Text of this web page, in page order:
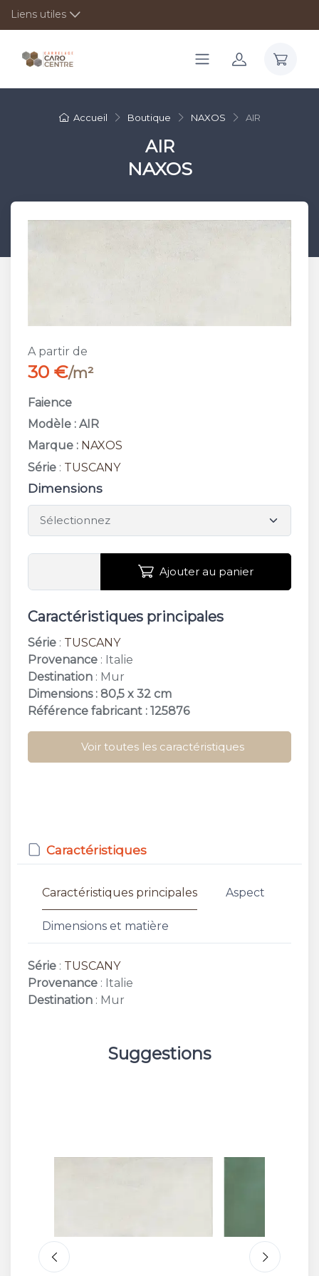
Liens utiles
Accueil Boutique NAXOS AIR
AIR
NAXOS
A partir de
30 €/m²
Faience
Modèle : AIR
Marque : NAXOS
Série : TUSCANY
Dimensions
Ajouter au panier
Caractéristiques principales
Série : TUSCANY
Provenance : Italie
Destination : Mur
Dimensions : 80,5 x 32 cm
Référence fabricant : 125876
Voir toutes les caractéristiques
Caractéristiques
Caractéristiques principales Aspect
Dimensions et matière
Série : TUSCANY
Provenance : Italie
Destination : Mur
Suggestions